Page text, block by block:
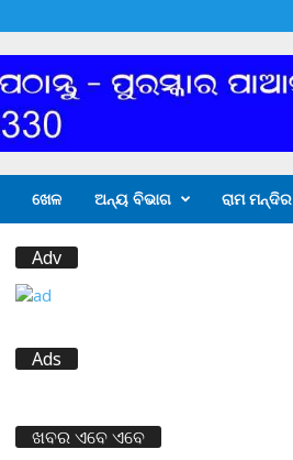
ଖେଳ ଅନ୍ୟ ବିଭାଗ ରାମ ମନ୍ଦିର
Adv
Ads
ଖବର ଏବେ ଏବେ